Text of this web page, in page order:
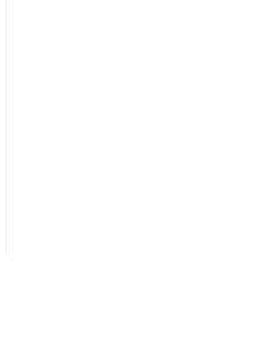
Zakładów
1990, nr 32
Zakładów
1990, nr 33
Zakładów
Zakładów